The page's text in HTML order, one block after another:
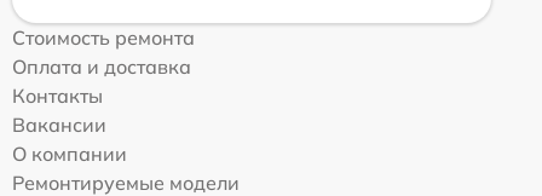
Стоимость ремонта
Оплата и доставка
Контакты
Вакансии
О компании
Ремонтируемые модели